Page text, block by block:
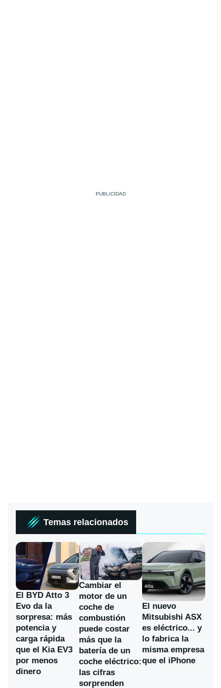
Temas relacionados
El BYD Atto 3
Evo da la
sorpresa: más
potencia y
carga rápida
que el Kia EV3
por menos
dinero
Cambiar el
motor de un
coche de
combustión
puede costar
más que la
batería de un
coche eléctrico:
las cifras
sorprenden
El nuevo
Mitsubishi ASX
es eléctrico... y
lo fabrica la
misma empresa
que el iPhone